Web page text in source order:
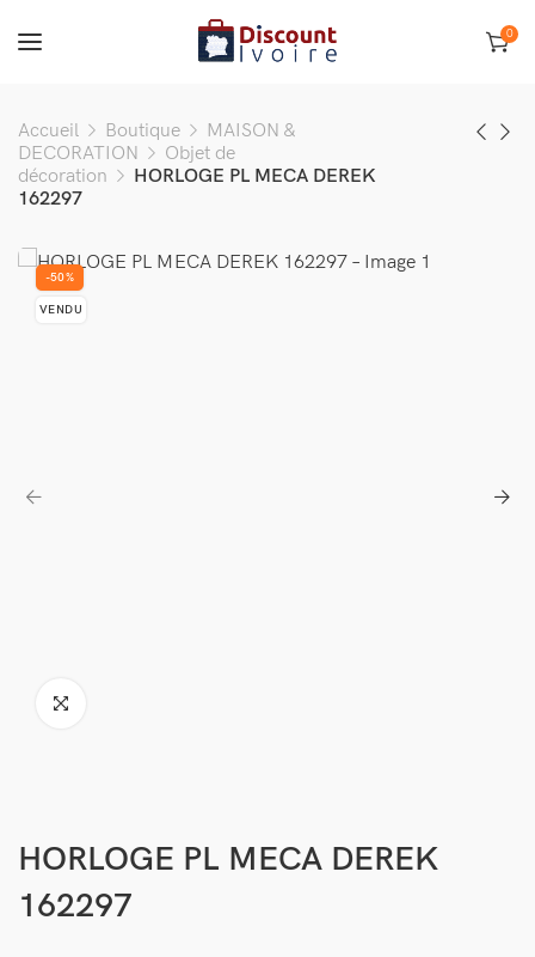
0
Accueil Boutique
MAISON &
DECORATION
Objet de
décoration
HORLOGE PL MECA DEREK
162297
-50%
VENDU
HORLOGE PL MECA DEREK
162297